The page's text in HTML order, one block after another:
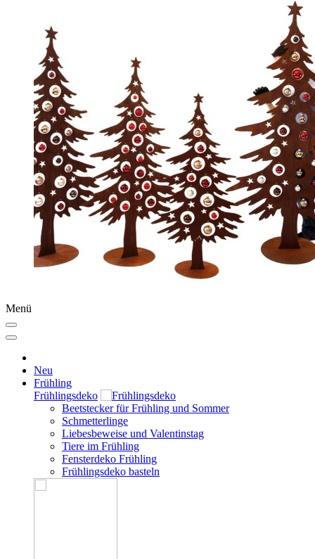
Menü
Neu
Frühling
Frühlingsdeko
Beetstecker für Frühling und Sommer
Schmetterlinge
Liebesbeweise und Valentinstag
Tiere im Frühling
Fensterdeko Frühling
Frühlingsdeko basteln